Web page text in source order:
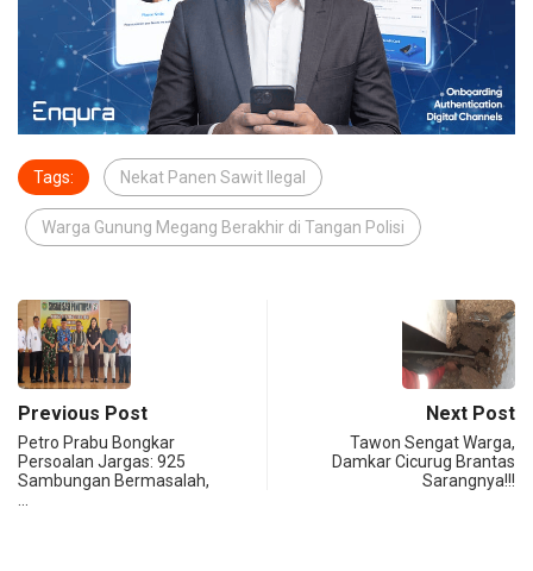
Tags: Nekat Panen Sawit Ilegal
Warga Gunung Megang Berakhir di Tangan Polisi
Previous Post
Petro Prabu Bongkar
Persoalan Jargas: 925
Sambungan Bermasalah,
Next Post
Tawon Sengat Warga,
Damkar Cicurug Brantas
Sarangnya!!!